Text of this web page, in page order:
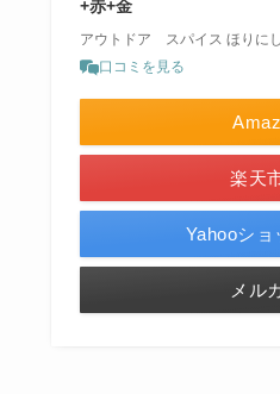
+赤+金
アウトドア スパイス ほりに
口コミを見る
楽天
Yahooショ
メル